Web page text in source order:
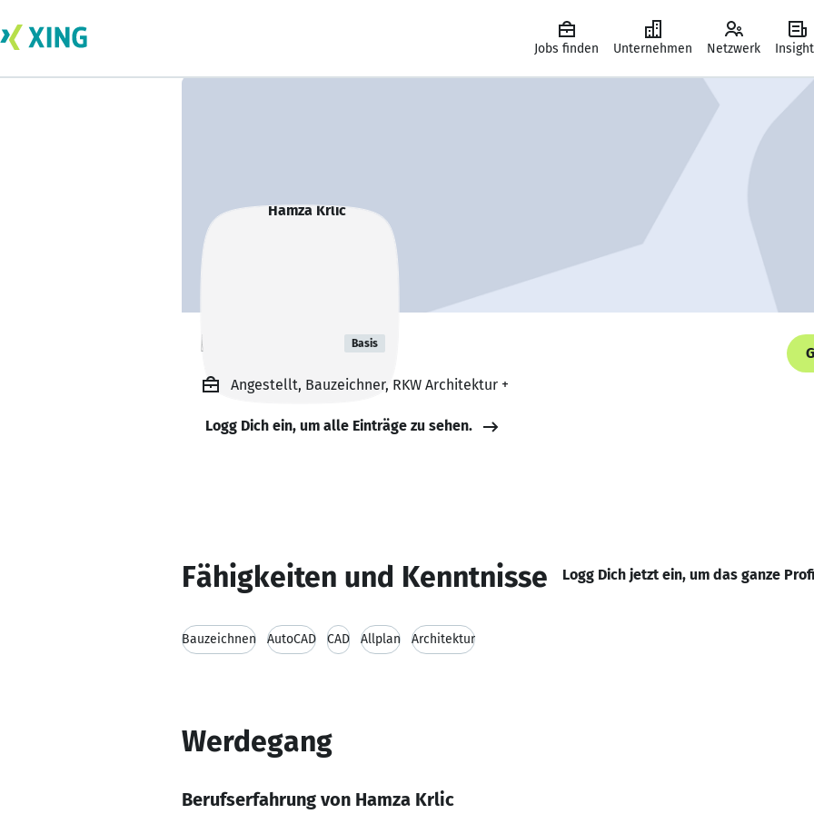
Jobs finden Unternehmen Netzwerk
Hamza Krlic Basis
Angestellt, Bauzeichner, RKW Architektur +
Logg Dich ein, um alle Einträge zu sehen.
Fähigkeiten und Kenntnisse Logg Dich jetzt ein, um das ganze
Bauzeichnen AutoCAD CAD Allplan Architektur
Werdegang
Berufserfahrung von Hamza Krlic